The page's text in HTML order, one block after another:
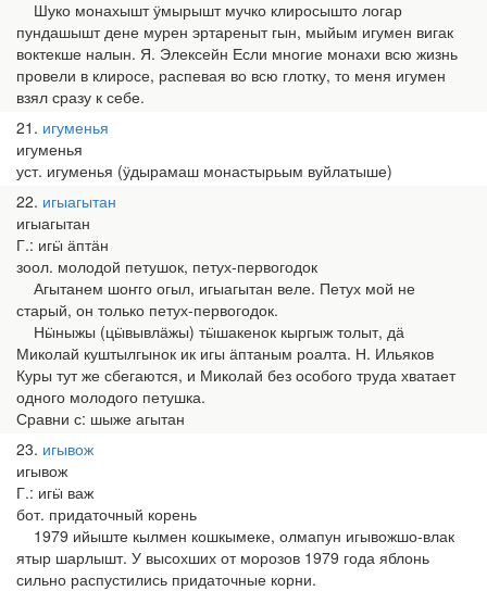
Шуко монахышт ӱмырышт мучко клиросышто логар
пундашышт дене мурен эртареныт гын, мыйым игумен вигак
воктекше налын. Я. Элексейн Если многие монахи всю жизнь
провели в клиросе, распевая во всю глотку, то меня игумен
взял сразу к себе.
21 игуменья
игуменья
уст. игуменья (ӱдырамаш монастырьым вуйлатыше)
22 игыагытан
игыагытан
Г.: игӹ ӓптӓн
зоол. молодой петушок, петух-первогодок
Агытанем шоҥго огыл, игыагытан веле. Петух мой не
старый, он только петух-первогодок.
Нӹныжы (цӹвывлӓжы) тӹшакенок кыргыж толыт, дӓ
Миколай куштылгынок ик игы ӓптаным роалта. Н. Ильяков
Куры тут же сбегаются, и Миколай без особого труда хватает
одного молодого петушка.
Сравни с: шыже агытан
23 игывож
игывож
Г.: игӹ важ
бот. придаточный корень
1979 ийыште кылмен кошкымеке, олмапун игывожшо-влак
ятыр шарлышт. У высохших от морозов 1979 года яблонь
сильно распустились придаточные корни.